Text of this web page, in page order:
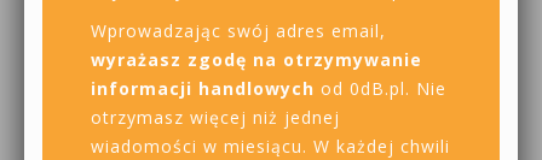
Wprowadzając swój adres email,
wyrażasz zgodę na otrzymywanie
informacji handlowych od 0dB.pl. Nie
otrzymasz więcej niż jednej
wiadomości w miesiącu. W każdej chwili